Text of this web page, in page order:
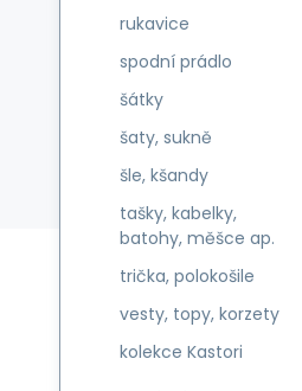
rukavice
spodní prádlo
šátky
šaty, sukně
šle, kšandy
tašky, kabelky,
batohy, měšce ap.
trička, polokošile
vesty, topy, korzety
kolekce Kastori